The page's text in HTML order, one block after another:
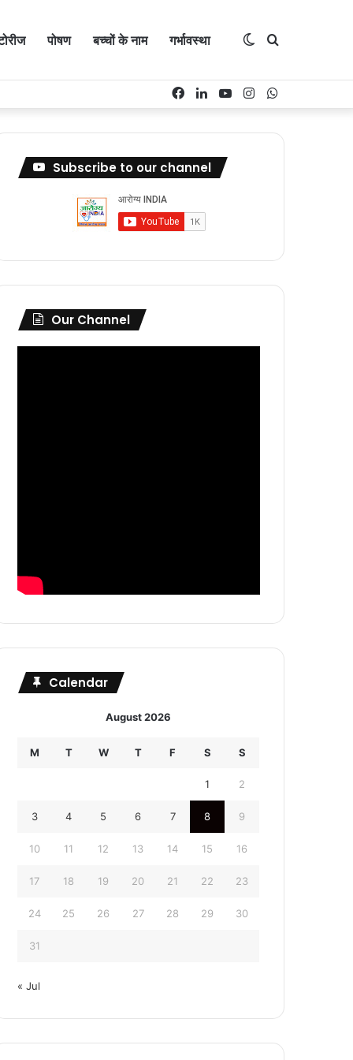
पोषण बच्चों के नाम गर्भावस्था Search
Switch
Instagram
YouTube
LinkedIn
Facebook
Subscribe to our channel
Our Channel
Calendar
August 2026
M T W T F S S
1 2
3 4 5 6 7 8 9
10 11 12 13 14 15 16
17 18 19 20 21 22 23
24 25 26 27 28 29 30
31
« Jul